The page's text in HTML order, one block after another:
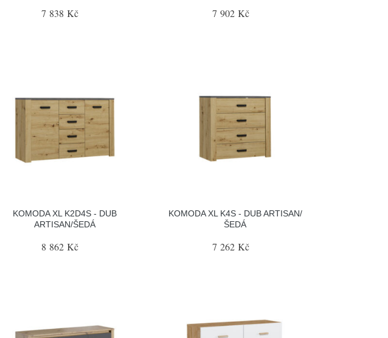
7 838 Kč 7 902 Kč
KOMODA XL K2D4S - DUB
ARTISAN/ŠEDÁ
8 862 Kč
KOMODA XL K4S - DUB ARTISAN/
ŠEDÁ
7 262 Kč